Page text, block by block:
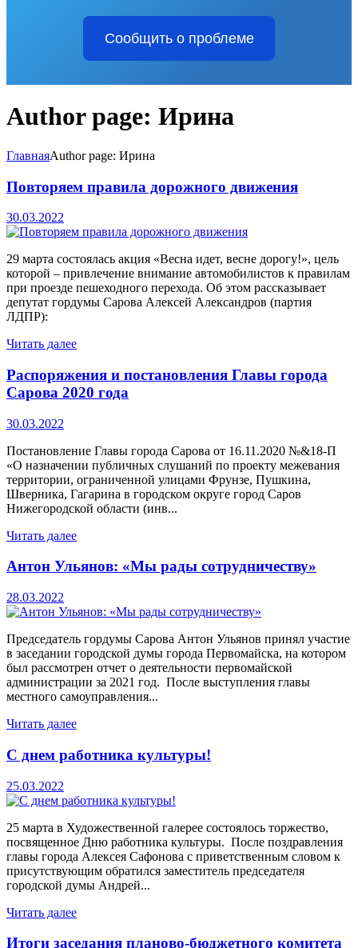
Сообщить о проблеме
Author page: Ирина
ГлавнаяAuthor page: Ирина
Повторяем правила дорожного движения
30.03.2022
29 марта состоялась акция «Весна идет, весне дорогу!», цель
которой – привлечение внимание автомобилистов к правилам
при проезде пешеходного перехода. Об этом рассказывает
депутат гордумы Сарова Алексей Александров (партия
ЛДПР):
Читать далее
Распоряжения и постановления Главы города
Сарова 2020 года
30.03.2022
Постановление Главы города Сарова от 16.11.2020 №&18-П
«О назначении публичных слушаний по проекту межевания
территории, ограниченной улицами Фрунзе, Пушкина,
Шверника, Гагарина в городском округе город Саров
Нижегородской области (инв...
Читать далее
Антон Ульянов: «Мы рады сотрудничеству»
28.03.2022
Председатель гордумы Сарова Антон Ульянов принял участие
в заседании городской думы города Первомайска, на котором
был рассмотрен отчет о деятельности первомайской
администрации за 2021 год. После выступления главы
местного самоуправления...
Читать далее
С днем работника культуры!
25.03.2022
25 марта в Художественной галерее состоялось торжество,
посвященное Дню работника культуры. После поздравления
главы города Алексея Сафонова с приветственным словом к
присутствующим обратился заместитель председателя
городской думы Андрей...
Читать далее
Итоги заседания планово-бюджетного комитета